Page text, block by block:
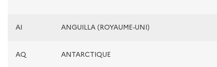
AI ANGUILLA (ROYAUME-UNI)
AQ ANTARCTIQUE